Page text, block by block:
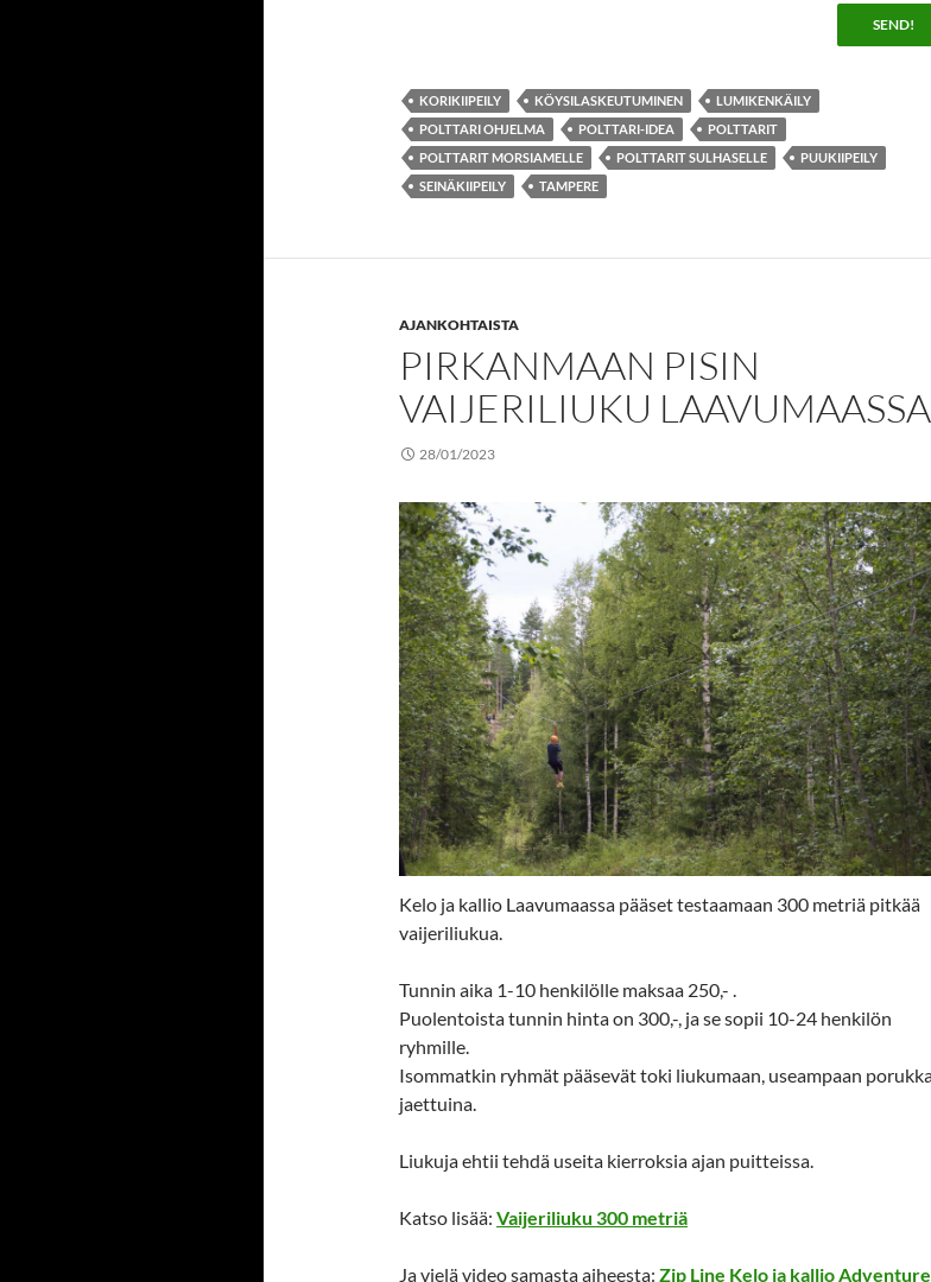
KORIKIIPEILY KÖYSILASKEUTUMINEN
LUMIKENKÄILY
POLTTARI OHJELMA
POLTTARI-IDEA
POLTTARIT
POLTTARIT MORSIAMELLE
POLTTARIT SULHASELLE
PUUKIIPEILY
SEINÄKIIPEILY
TAMPERE
AJANKOHTAISTA
PIRKANMAAN PISIN
VAIJERILIUKU LAAVUMAASSA
28/01/2023
Kelo ja kallio Laavumaassa pääset testaamaan 300 metriä pitkää
vaijeriliukua.
Tunnin aika 1-10 henkilölle maksaa 250,- .
Puolentoista tunnin hinta on 300,-, ja se sopii 10-24 henkilön
ryhmille.
Isommatkin ryhmät pääsevät toki liukumaan, useampaan
jaettuina.
Liukuja ehtii tehdä useita kierroksia ajan puitteissa.
Katso lisää: Vaijeriliuku 300 metriä
Ja vielä video samasta aiheesta: Zip Line Kelo ja kallio